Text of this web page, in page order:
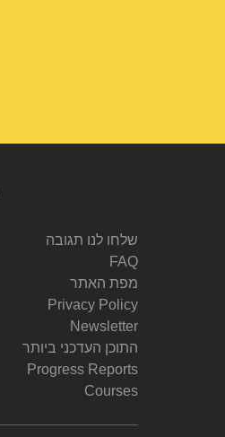
שלחו לנו תגובה
FAQ
מפת האתר
Privacy Policy
Newsletter
התוכן העדכני ביותר
Progress Reports
Courses